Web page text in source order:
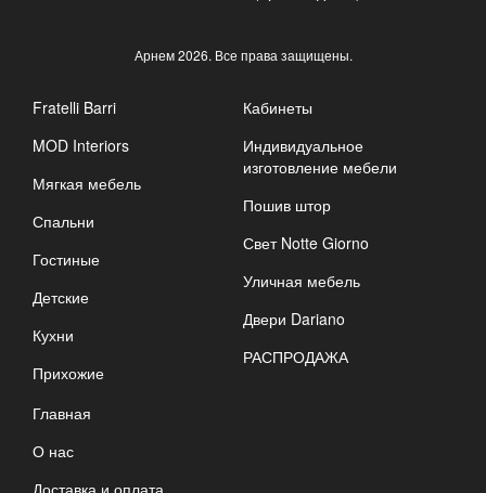
Арнем2026. Все права защищены.
Fratelli Barri
MOD Interiors
Мягкая мебель
Спальни
Гостиные
Детские
Кухни
Прихожие
Кабинеты
Индивидуальное
изготовление мебели
Пошив штор
Свет Notte Giorno
Уличная мебель
Двери Dariano
РАСПРОДАЖА
Главная
О нас